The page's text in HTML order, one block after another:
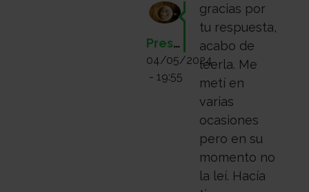
Presente
04/05/2024
- 19:55
gracias por
tu respuesta,
acabo de
leerla. Me
metí en
varias
ocasiones
pero en su
momento no
la leí. Hacía